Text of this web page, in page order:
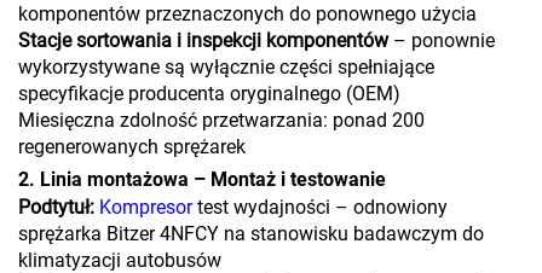
komponentów przeznaczonych do ponownego użycia
Stacje sortowania i inspekcji komponentów – ponownie
wykorzystywane są wyłącznie części spełniające
specyfikacje producenta oryginalnego (OEM)
Miesięczna zdolność przetwarzania: ponad 200
regenerowanych sprężarek
2. Linia montażowa – Montaż i testowanie
Podtytuł: Kompresortest wydajności – odnowiony
sprężarka Bitzer 4NFCY na stanowisku badawczym do
klimatyzacji autobusów